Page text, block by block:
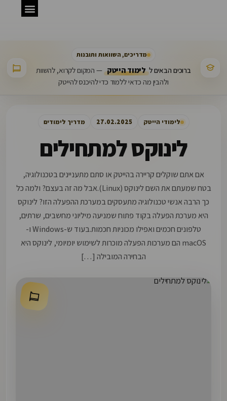
מדריכים, השוואות ותובנות
ברוכים הבאים ל לימוד הייטק — המקום לקרוא, להשוות
ולהבין מה כדאי ללמוד כדי להיכנס להייטק
לימודי הייטק 27.02.2025 מדריך לימודים
לינוקס למתחילים
אם אתם שוקלים קריירה בהייטק או סתם מתעניינים בטכנולוגיה,
בטח שמעתם את השם לינוקס (Linux).אבל מה זה בעצם? ולמה כל
כך הרבה אנשי טכנולוגיה מתעסקים במערכת ההפעלה הזו? לינוקס
היא מערכת הפעלה בקוד פתוח שמניעה מיליוני מחשבים, שרתים,
טלפונים חכמים ואפילו מכוניות חכמות.בעוד ש-Windows ו-
macOS הם מערכות הפעלה מוכרות לשימוש יומיומי, לינוקס היא
הבחירה המובילה […]